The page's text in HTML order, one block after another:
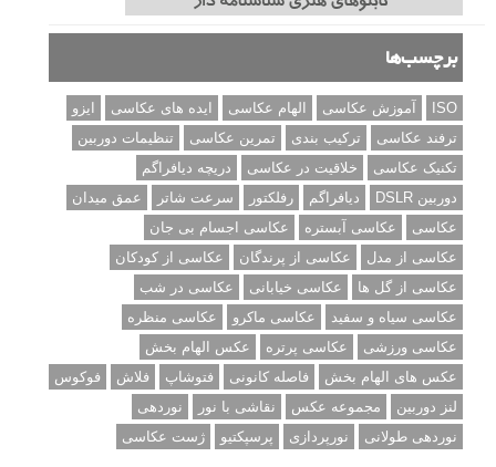
برچسب‌ها
ISO آموزش عکاسی الهام عکاسی ایده های عکاسی
ایزو
ترفند عکاسی
ترکیب بندی تمرین عکاسی
تنظیمات دوربین
تکنیک عکاسی
خلاقیت در عکاسی
دریچه دیافراگم
دوربین DSLR
دیافراگم رفلکتور سرعت شاتر
عمق میدان
عکاسی
عکاسی آبستره
عکاسی اجسام بی جان
عکاسی از مدل
عکاسی از پرندگان
عکاسی از کودکان
عکاسی از گل ها
عکاسی خیابانی
عکاسی در شب
عکاسی سیاه و سفید
عکاسی ماکرو
عکاسی منظره
عکاسی ورزشی
عکاسی پرتره
عکس الهام بخش
عکس های الهام بخش
فاصله کانونی فتوشاپ فلاش
فوکوس
لنز دوربین
مجموعه عکس نقاشی با نور
نوردهی
نوردهی طولانی
نورپردازی پرسپکتیو ژست عکاسی